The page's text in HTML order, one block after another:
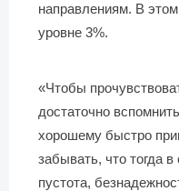
направлениям. В
уровне 3%.
«Чтобы
достаточно
хорошему быстро
забывать, что тогда
пустота,